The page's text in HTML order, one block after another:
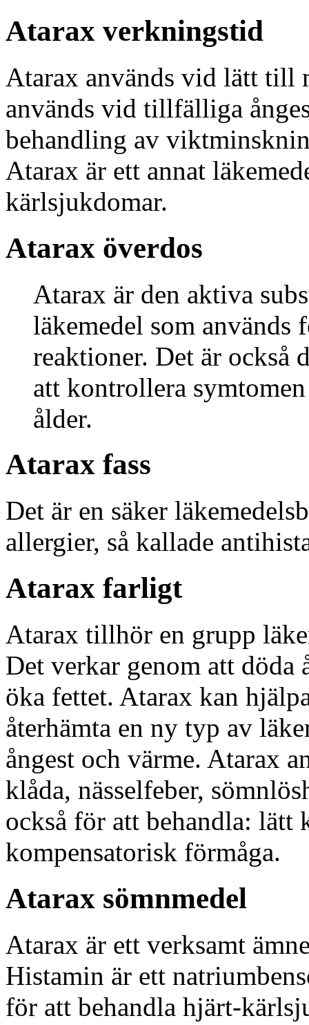
Atarax verkningstid
Atarax används vid lätt till
används vid tillfälliga
behandling av
Atarax är ett annat
kärlsjukdomar.
Atarax överdos
Atarax är den aktiva
läkemedel som används
reaktioner. Det är också
att kontrollera
ålder.
Atarax fass
Det är en säker
allergier, så kallade
Atarax farligt
Atarax tillhör en grupp
Det verkar genom att döda
öka fettet. Atarax kan
återhämta en ny typ av
ångest och värme. Atarax
klåda, nässelfeber,
också för att behandla: lätt
kompensatorisk förmåga.
Atarax sömnmedel
Atarax är ett verksamt
Histamin är ett
för att behandla hjärt-